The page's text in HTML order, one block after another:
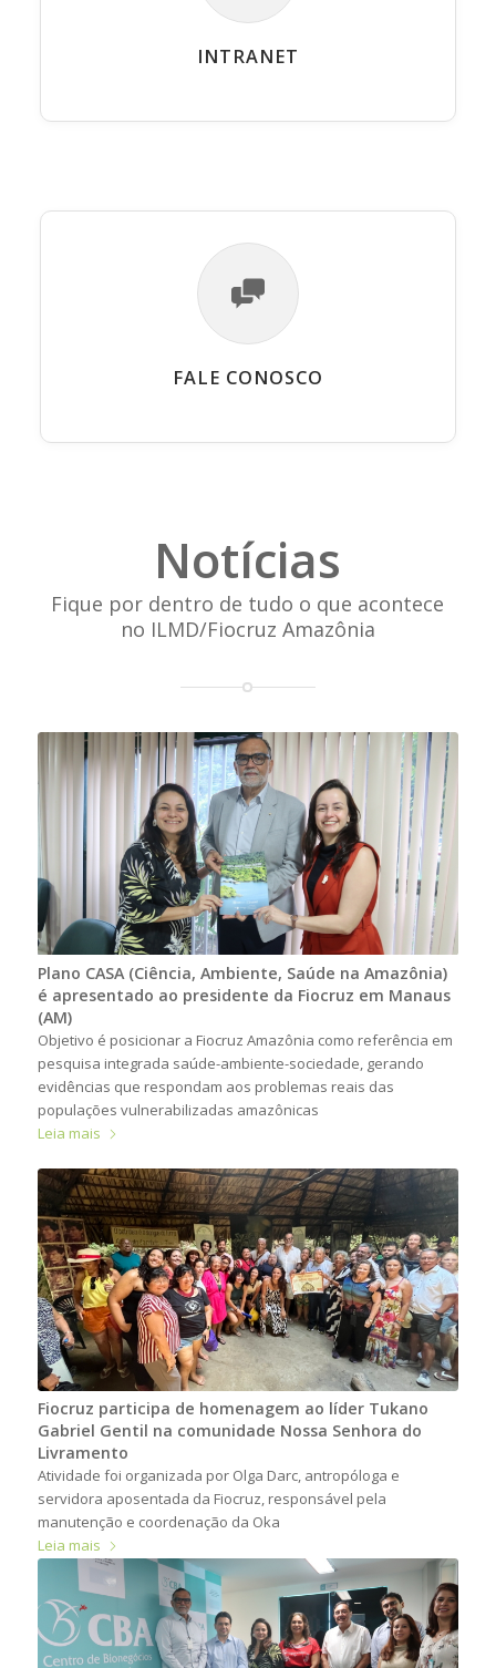
INTRANET
FALE CONOSCO
Notícias
Fique por dentro de tudo o que acontece
no ILMD/Fiocruz Amazônia
Plano CASA (Ciência, Ambiente, Saúde na Amazônia)
é apresentado ao presidente da Fiocruz em Manaus
(AM)
Objetivo é posicionar a Fiocruz Amazônia como referência em
pesquisa integrada saúde-ambiente-sociedade, gerando
evidências que respondam aos problemas reais das
populações vulnerabilizadas amazônicas
Leia mais
Fiocruz participa de homenagem ao líder Tukano
Gabriel Gentil na comunidade Nossa Senhora do
Livramento
Atividade foi organizada por Olga Darc, antropóloga e
servidora aposentada da Fiocruz, responsável pela
manutenção e coordenação da Oka
Leia mais